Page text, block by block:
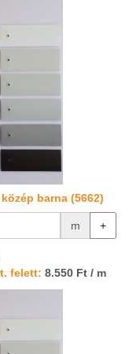
barna (5662)
m +
felett: 8.550 Ft / m